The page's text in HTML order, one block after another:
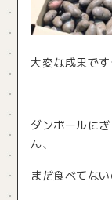
大変な成果で
ダンボールに
ん、
まだ食べてな